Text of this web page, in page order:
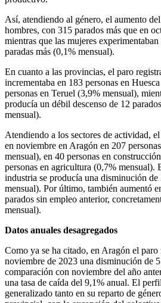
Así, atendiendo al género, el aumento
hombres, con 315 parados más que en
mientras que las mujeres
paradas más (0,1% mensual).
En cuanto a las provincias, el paro
incrementaba en 183 personas en
personas en Teruel (3,9% mensual),
producía un débil descenso de 12
mensual).
Atendiendo a los sectores de actividad,
en noviembre en Aragón en 207
mensual), en 40 personas en
personas en agricultura (0,7% mensual).
industria se producía una disminución de
mensual). Por último, también aumentó
parados sin empleo anterior,
mensual).
Datos anuales desagregados
Como ya se ha citado, en Aragón el paro
noviembre de 2023 una disminución de
comparación con noviembre del año
una tasa de caída del 9,1% anual. El
generalizado tanto en su reparto de